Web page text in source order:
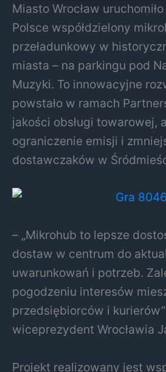
Miasto Wrocław
Polsce współdzielony
przeładunkowy w
miasta – na parkingu pod
Muzyki. To innowacyjne
powstało w ramach
jakości obsługi towarowej,
ograniczenie emisji i
dostawczaków w
– „Mikrohub to lepsze
dostaw w centrum do
uwarunkowań i potrzeb.
pogodzeniu interesów
przedsiębiorców i
wiceprezydent Wrocławia
Projekt realizowany jest